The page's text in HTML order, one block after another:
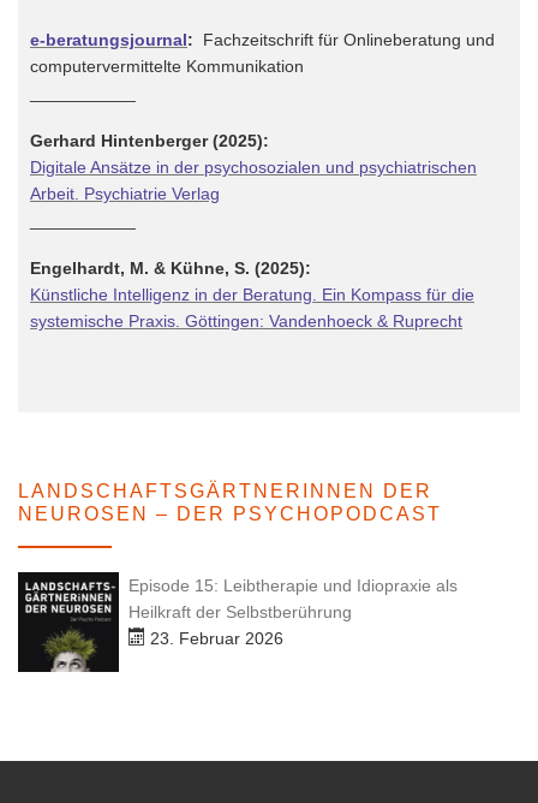
e-beratungsjournal: Fachzeitschrift für Onlineberatung und
computervermittelte Kommunikation
Gerhard Hintenberger (2025):
Digitale Ansätze in der psychosozialen und psychiatrischen
Arbeit. Psychiatrie Verlag
Engelhardt, M. & Kühne, S. (2025):
Künstliche Intelligenz in der Beratung. Ein Kompass für die
systemische Praxis. Göttingen: Vandenhoeck & Ruprecht
LANDSCHAFTSGÄRTNERINNEN DER
NEUROSEN – DER PSYCHOPODCAST
Episode 15: Leibtherapie und Idiopraxie als
Heilkraft der Selbstberührung
23. Februar 2026